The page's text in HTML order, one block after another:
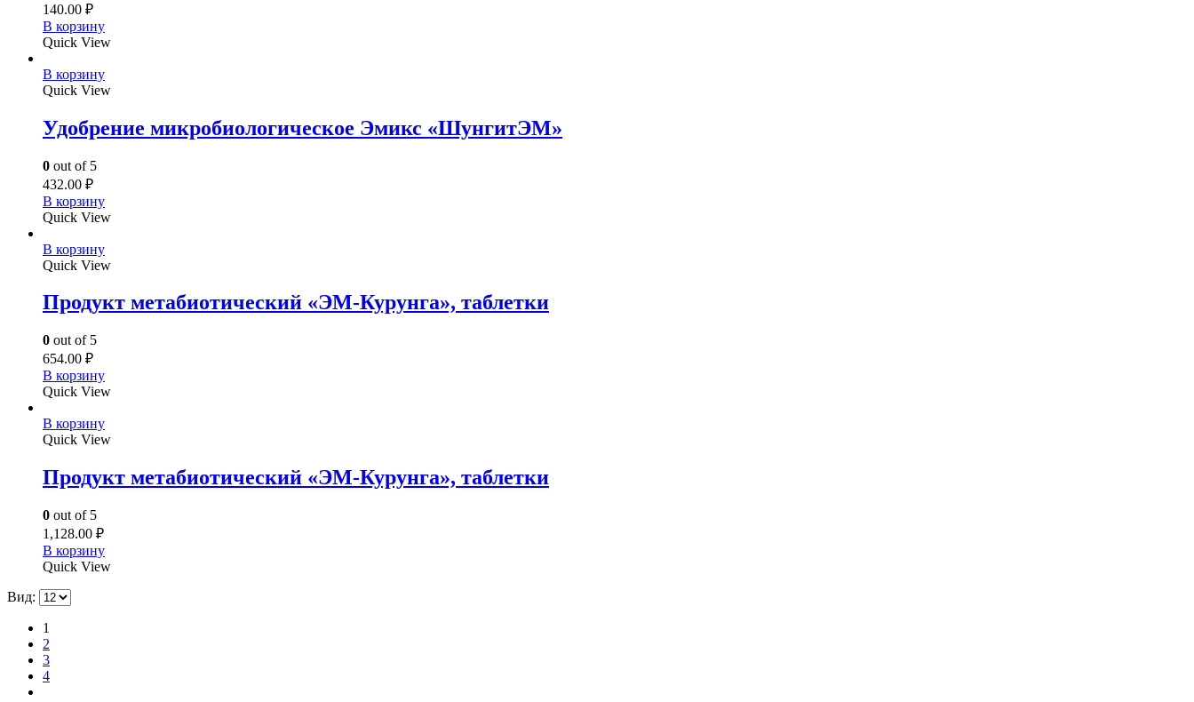
140.00 ₽
В корзину
Quick View
В корзину
Quick View
Удобрение микробиологическое Эмикс «ШунгитЭМ»
0 out of 5
432.00 ₽
В корзину
Quick View
В корзину
Quick View
Продукт метабиотический «ЭМ-Курунга», таблетки
0 out of 5
654.00 ₽
В корзину
Quick View
В корзину
Quick View
Продукт метабиотический «ЭМ-Курунга», таблетки
0 out of 5
1,128.00 ₽
В корзину
Quick View
Вид:
1
2
3
4